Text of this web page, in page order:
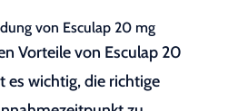
von Esculap 20 mg
Vorteile von Esculap 20
es wichtig, die richtige